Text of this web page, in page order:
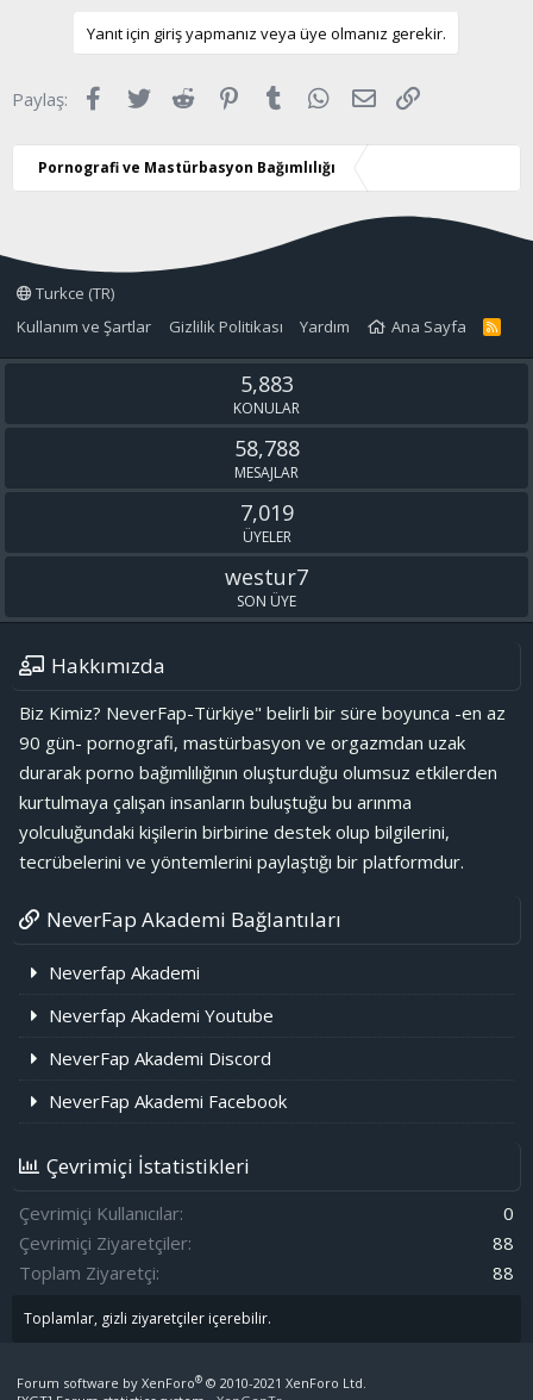
Rehberleri bile okudunuz mu acaba ?
Forum sadece guncel açılan konulardan ibaret değil.
Yanıt için giriş yapmanız veya üye olmanız gerekir.
Paylaş: Facebook
Twitter Reddit Pinterest
Tumblr WhatsApp
E-posta
Pornografi ve Mastürbasyon Bağımlılığı
Turkce (TR)
Kullanım ve Şartlar
Gizlilik Politikası Yardım Ana Sayfa
R
S
5,883
KONULAR
58,788
MESAJLAR
7,019
ÜYELER
westur7
SON ÜYE
Hakkımızda
Biz Kimiz? NeverFap-Türkiye" belirli bir süre boyunca -en az
90 gün- pornografi, mastürbasyon ve orgazmdan uzak
durarak porno bağımlılığının oluşturduğu olumsuz etkilerden
kurtulmaya çalışan insanların buluştuğu bu arınma
yolculuğundaki kişilerin birbirine destek olup bilgilerini,
tecrübelerini ve yöntemlerini paylaştığı bir platformdur.
NeverFap Akademi Bağlantıları
Neverfap Akademi
Neverfap Akademi Youtube
NeverFap Akademi Discord
NeverFap Akademi Facebook
Çevrimiçi İstatistikleri
Çevrimiçi Kullanıcılar
0
Çevrimiçi Ziyaretçiler
88
Toplam Ziyaretçi
88
Toplamlar, gizli ziyaretçiler içerebilir.
Forum software by XenForo® © 2010-2021 XenForo Ltd.